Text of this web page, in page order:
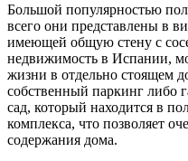
Большой популярностью
всего они представлены в
имеющей общую стену с
недвижимость в Испании,
жизни в отдельно стоящем
собственный паркинг либо
сад, который находится в
комплекса, что позволяет
содержания дома.